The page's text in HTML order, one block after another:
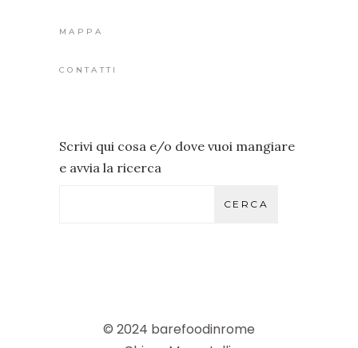
MAPPA
CONTATTI
Scrivi qui cosa e/o dove vuoi mangiare
e avvia la ricerca
CERCA
© 2024 barefoodinrome